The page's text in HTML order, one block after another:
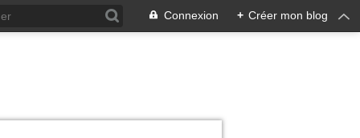
Connexion + Créer mon blog